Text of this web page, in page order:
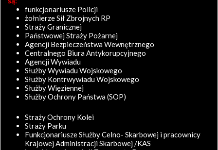
funkcjonariusze Policji
żołnierze Sił Zbrojnych RP
Straży Granicznej
Państwowej Straży Pożarnej
Agencji Bezpieczeństwa Wewnętrznego
Centralnego Biura Antykorupcyjnego
Agencji Wywiadu
Służby Wywiadu Wojskowego
Służby Kontrwywiadu Wojskowego
Służby Więziennej
Służby Ochrony Państwa (SOP)
Straży Ochrony Kolei
Straży Parku
Funkcjonariusze Służby Celno- Skarbowej i pracownicy
Krajowej Administracji Skarbowej /KAS